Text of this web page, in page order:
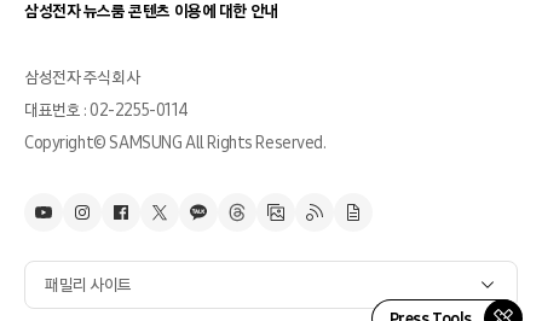
삼성전자 뉴스룸 콘텐츠 이용에 대한 안내
삼성전자 주식회사
대표번호 : 02-2255-0114
Copyright© SAMSUNG All Rights Reserved.
패밀리 사이트